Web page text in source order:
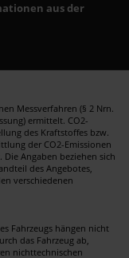
aus der
Messverfahren (§ 2 Nrn.
ermittelt. CO2-
des Kraftstoffes bzw.
der CO2-Emissionen
Angaben beziehen sich
des Angebotes,
verschiedenen
Fahrzeugs hängen nicht
das Fahrzeug ab,
nichttechnischen